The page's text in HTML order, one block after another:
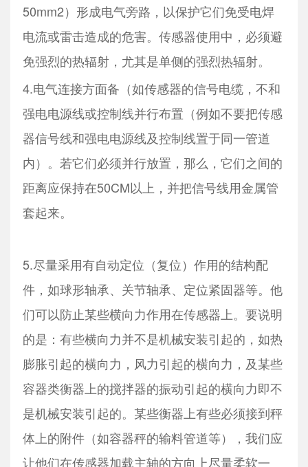
50mm2）形成电气旁路，以保护它们免受电焊
电流或雷击造成的危害。传感器使用中，必须避
免强烈的热辐射，尤其是单侧的强烈热辐射。
4.电气连接方面备（如传感器的信号电缆，不和
强电电源线或控制线并行布置（例如不要把传感
器信号线和强电电源线及控制线置于同一管道
内）。若它们必须并行放置，那么，它们之间的
距离应保持在50CM以上，并把信号线用金属管
套起来。
5.尽量采用有自动定位（复位）作用的结构配
件，如球形轴承、关节轴承、定位紧固器等。他
们可以防止某些横向力作用在传感器上。要说明
的是：有些横向力并不是机械安装引起的，如热
膨胀引起的横向力，风力引起的横向力，及某些
容器类衡器上的搅拌器的振动引起的横向力即不
是机械安装引起的。某些衡器上有些必须接到秤
体上的附件（如容器秤的输料管道等），我们应
让他们在传感器加载主轴的方向上尽量柔软一